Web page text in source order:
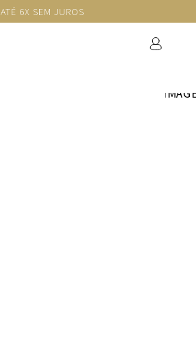
ATÉ 6X SEM JUROS